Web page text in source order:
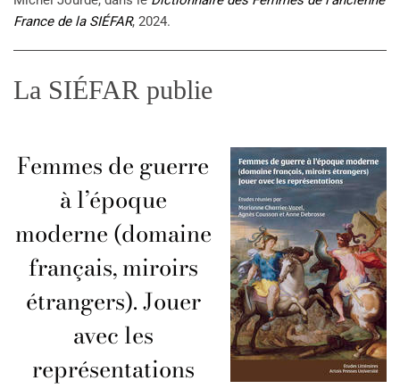
France de la SIÉFAR, 2024.
La SIÉFAR publie
Femmes de guerre
à l’époque
moderne (domaine
français, miroirs
étrangers). Jouer
avec les
représentations